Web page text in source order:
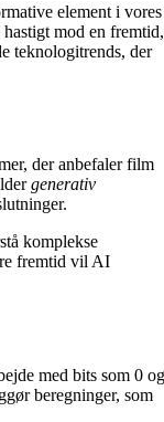
element i vores
mod en fremtid,
teknologitrends, der
der anbefaler film
generativ
komplekse
fremtid vil AI
med bits som 0 og
beregninger, som